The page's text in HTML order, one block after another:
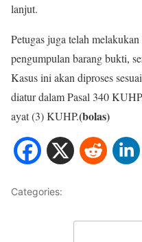
lanjut.
Petugas juga telah
pengumpulan barang bukti,
Kasus ini akan diproses
diatur dalam Pasal 340
ayat (3) KUHP.(bolas)
Categories: